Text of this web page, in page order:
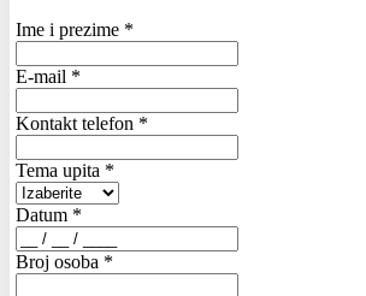
Ime i prezime *
E-mail *
Kontakt telefon *
Tema upita *
Datum *
Broj osoba *